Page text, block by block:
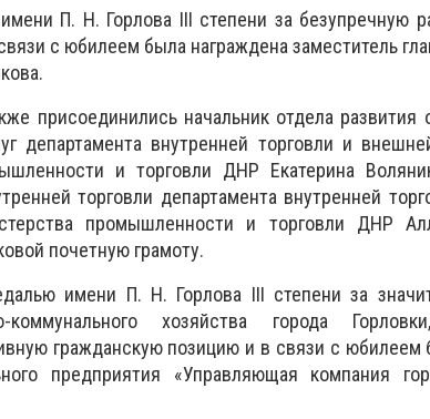
П. Н. Горлова III степени за безупречную
с юбилеем была награждена заместитель
присоединились начальник отдела развития
департамента внутренней торговли и
и торговли ДНР Екатерина
торговли департамента внутренней
промышленности и торговли ДНР
почетную грамоту.
имени П. Н. Горлова III степени за
коммунального хозяйства города
гражданскую позицию и в связи с юбилеем
предприятия «Управляющая компания